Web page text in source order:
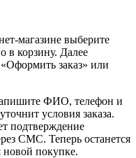
магазине выберите
в корзину. Далее
заказ» или
ФИО, телефон и
условия заказа.
подтверждение
СМС. Теперь останется
новой покупке.